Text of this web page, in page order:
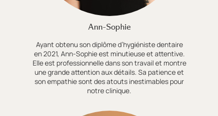
Ann-Sophie
Ayant obtenu son diplôme d’hygiéniste dentaire
en 2021, Ann-Sophie est minutieuse et attentive.
Elle est professionnelle dans son travail et montre
une grande attention aux détails. Sa patience et
son empathie sont des atouts inestimables pour
notre clinique.